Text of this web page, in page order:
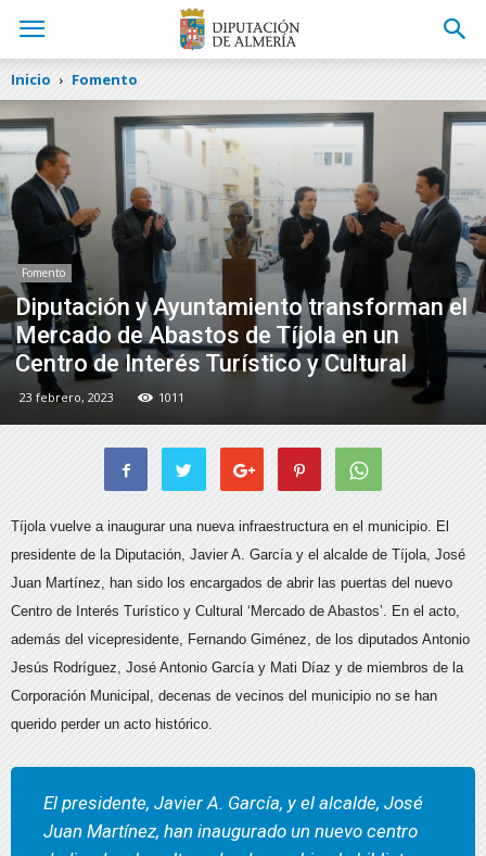
Inicio Fomento
Fomento
Diputación y Ayuntamiento transforman el
Mercado de Abastos de Tíjola en un
Centro de Interés Turístico y Cultural
23 febrero, 2023 1011
Tíjola vuelve a inaugurar una nueva infraestructura en el municipio. El
presidente de la Diputación, Javier A. García y el alcalde de Tíjola, José
Juan Martínez, han sido los encargados de abrir las puertas del nuevo
Centro de Interés Turístico y Cultural ‘Mercado de Abastos’. En el acto,
además del vicepresidente, Fernando Giménez, de los diputados Antonio
Jesús Rodríguez, José Antonio García y Mati Díaz y de miembros de la
Corporación Municipal, decenas de vecinos del municipio no se han
querido perder un acto histórico.
El presidente, Javier A. García, y el alcalde, José
Juan Martínez, han inaugurado un nuevo centro